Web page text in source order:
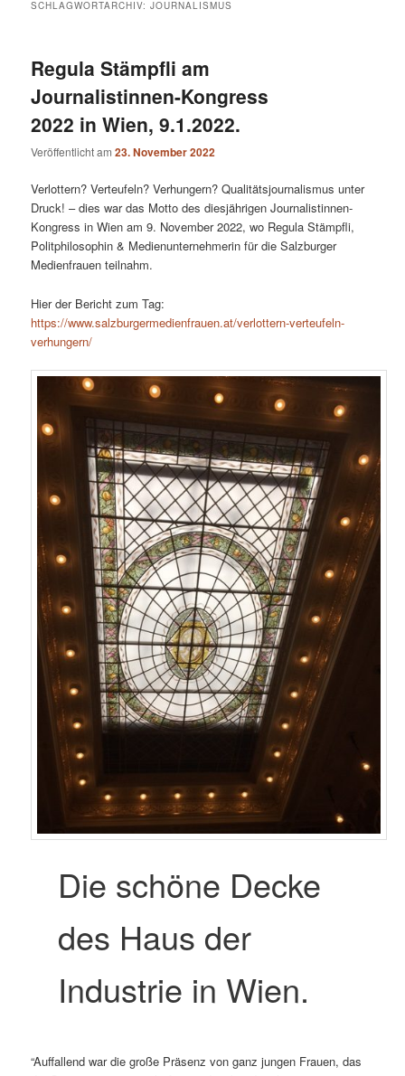
SCHLAGWORTARCHIV:JOURNALISMUS
Regula Stämpfli am
Journalistinnen-Kongress
2022 in Wien, 9.1.2022.
Veröffentlicht am23. November 2022
Verlottern? Verteufeln? Verhungern? Qualitätsjournalismus unter
Druck! – dies war das Motto des diesjährigen Journalistinnen-
Kongress in Wien am 9. November 2022, wo Regula Stämpfli,
Politphilosophin & Medienunternehmerin für die Salzburger
Medienfrauen teilnahm.
Hier der Bericht zum Tag:
https://www.salzburgermedienfrauen.at/verlottern-verteufeln-
verhungern/
Die schöne Decke
des Haus der
Industrie in Wien.
“Auffallend war die große Präsenz von ganz jungen Frauen, das